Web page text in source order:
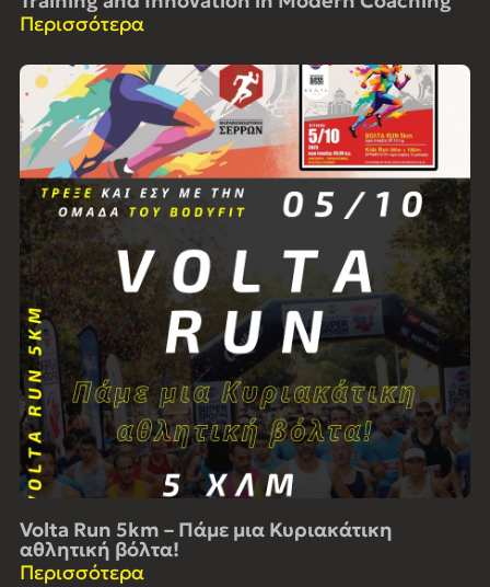
Περισσότερα
Volta Run 5km – Πάμε μια Κυριακάτικη
αθλητική βόλτα!
Περισσότερα